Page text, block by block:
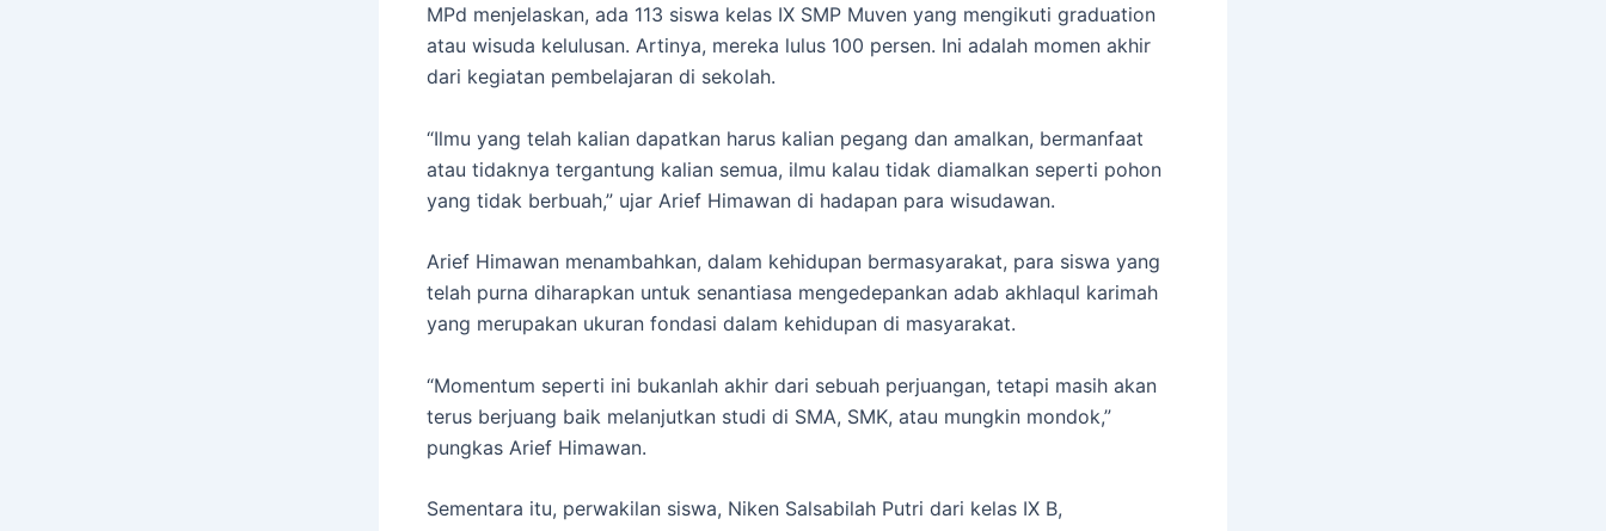
MPd menjelaskan, ada 113 siswa kelas IX SMP Muven yang mengikuti graduation
atau wisuda kelulusan. Artinya, mereka lulus 100 persen. Ini adalah momen akhir
dari kegiatan pembelajaran di sekolah.
“Ilmu yang telah kalian dapatkan harus kalian pegang dan amalkan, bermanfaat
atau tidaknya tergantung kalian semua, ilmu kalau tidak diamalkan seperti pohon
yang tidak berbuah,” ujar Arief Himawan di hadapan para wisudawan.
Arief Himawan menambahkan, dalam kehidupan bermasyarakat, para siswa yang
telah purna diharapkan untuk senantiasa mengedepankan adab akhlaqul karimah
yang merupakan ukuran fondasi dalam kehidupan di masyarakat.
“Momentum seperti ini bukanlah akhir dari sebuah perjuangan, tetapi masih akan
terus berjuang baik melanjutkan studi di SMA, SMK, atau mungkin mondok,”
pungkas Arief Himawan.
Sementara itu, perwakilan siswa, Niken Salsabilah Putri dari kelas IX B,